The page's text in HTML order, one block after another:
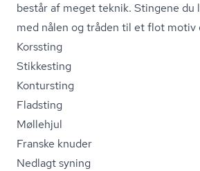
består af meget teknik. Stingene
med nålen og tråden til et flot motiv
Korssting
Stikkesting
Kontursting
Fladsting
Møllehjul
Franske knuder
Nedlagt syning